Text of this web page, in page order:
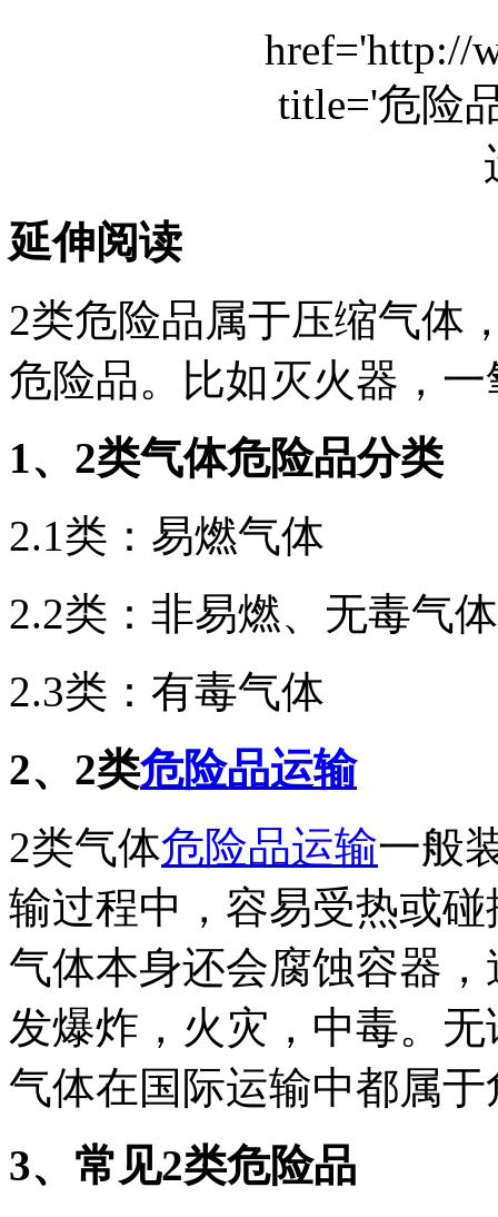
延伸阅读
2类危险品属于压缩气体
危险品。比如灭火器，
1、2类气体危险品分类
2.1类：易燃气体
2.2类：非易燃、无毒气体
2.3类：有毒气体
2、2类危险品运输
2类气体危险品运输一般
输过程中，容易受热或
气体本身还会腐蚀容器
发爆炸，火灾，中毒。
气体在国际运输中都属
3、常见2类危险品